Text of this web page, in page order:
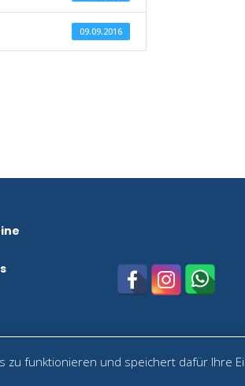
09.09.2016
zu funktionieren und speichert dafür Ihre